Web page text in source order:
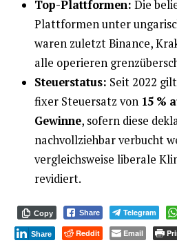
Top-Plattformen: Die
Plattformen unter
waren zuletzt Binance,
alle operieren
Steuerstatus: Seit 2022
fixer Steuersatz von 15 %
Gewinne, sofern diese
nachvollziehbar verbucht
vergleichsweise liberale
revidiert.
Copy Share Telegram
Share Reddit Email